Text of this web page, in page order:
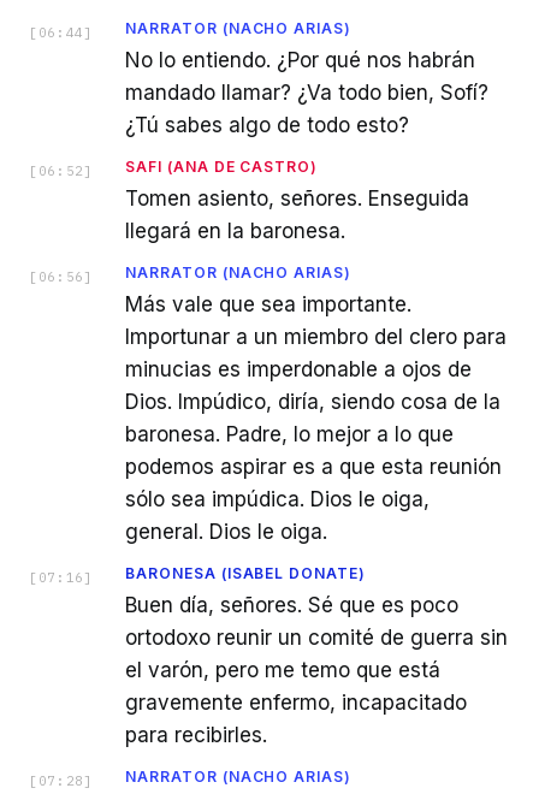
[ 06:44 ] NARRATOR (NACHO ARIAS)
No lo entiendo. ¿Por qué nos habrán
mandado llamar? ¿Va todo bien, Sofí?
¿Tú sabes algo de todo esto?
[ 06:52 ] SAFI (ANA DE CASTRO)
Tomen asiento, señores. Enseguida
llegará en la baronesa.
[ 06:56 ] NARRATOR (NACHO ARIAS)
Más vale que sea importante.
Importunar a un miembro del clero para
minucias es imperdonable a ojos de
Dios. Impúdico, diría, siendo cosa de la
baronesa. Padre, lo mejor a lo que
podemos aspirar es a que esta reunión
sólo sea impúdica. Dios le oiga,
general. Dios le oiga.
[ 07:16 ] BARONESA (ISABEL DONATE)
Buen día, señores. Sé que es poco
ortodoxo reunir un comité de guerra sin
el varón, pero me temo que está
gravemente enfermo, incapacitado
para recibirles.
[ 07:28 ] NARRATOR (NACHO ARIAS)